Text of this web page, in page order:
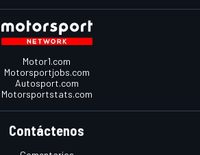
Motor1.com
Motorsportjobs.com
Autosport.com
Motorsportstats.com
Contáctenos